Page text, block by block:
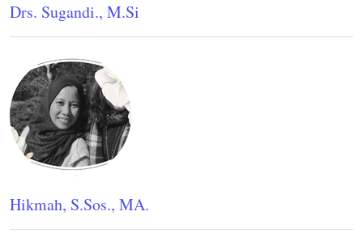
Drs. Sugandi., M.Si
Hikmah, S.Sos., MA.